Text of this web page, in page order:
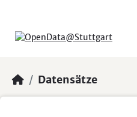
Datensätze